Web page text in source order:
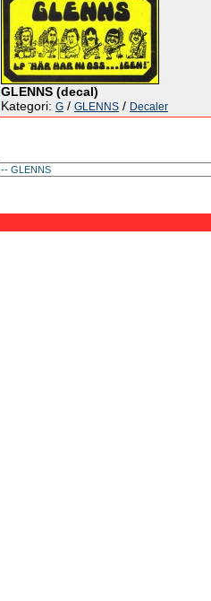
GLENNS (decal)
Kategori: G / GLENNS / Decaler